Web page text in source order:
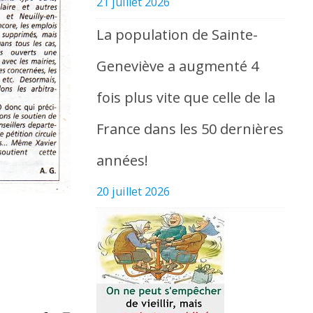
La population de Sainte-
Geneviève a augmenté 4
fois plus vite que celle de la
France dans les 50 dernières
années!
20 juillet 2026